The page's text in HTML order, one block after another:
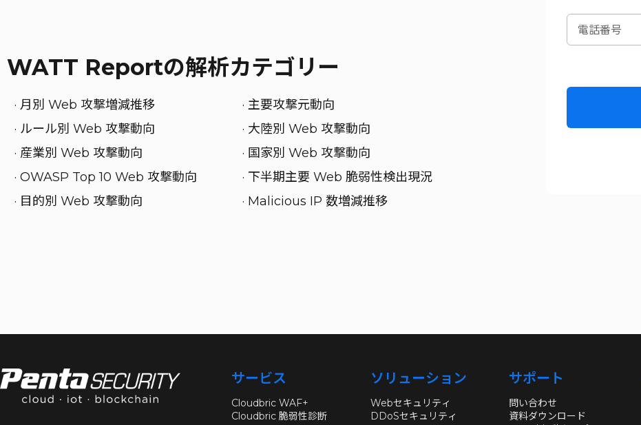
WATT Reportの解析カテゴリー
· 月別 Web 攻撃増減推移
· ルール別 Web 攻撃動向
· 産業別 Web 攻撃動向
· OWASP Top 10 Web 攻撃動向
· 目的別 Web 攻撃動向
· 主要攻撃元動向
· 大陸別 Web 攻撃動向
· 国家別 Web 攻撃動向
· 下半期主要 Web 脆弱性検出現況
· Malicious IP 数増減推移
サービス
Cloudbric WAF+
Cloudbric 脆弱性診断
ソリューション
Webセキュリティ
DDoSセキュリティ
サポート
問い合わせ
資料ダウンロード